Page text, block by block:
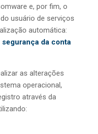
e, por fim, o
usuário de serviços
automática:
da conta
as alterações
operacional,
através da